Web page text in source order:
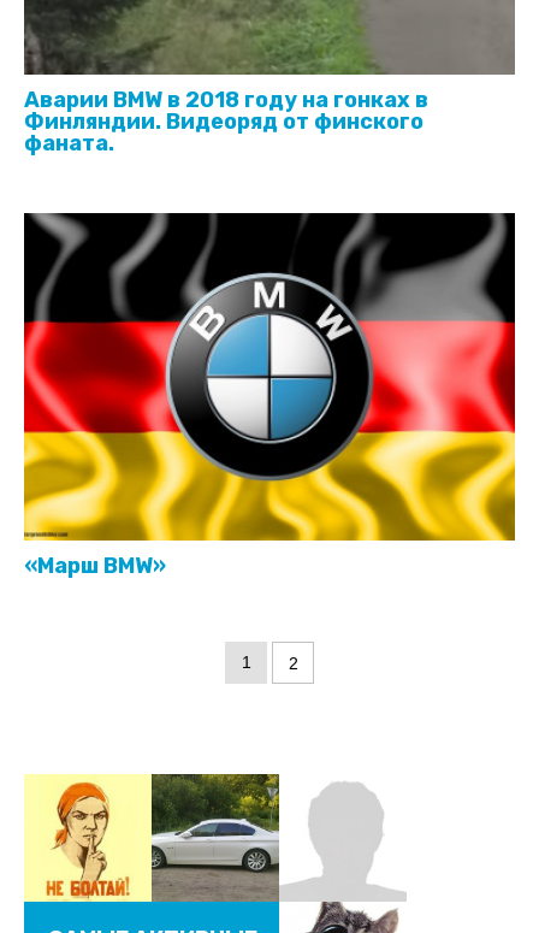
Аварии BMW в 2018 году на гонках в
Финляндии. Видеоряд от финского
фаната.
«Марш BMW»
1 2